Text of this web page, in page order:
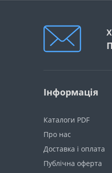
Інформація
Каталоги PDF
Про нас
Доставка і оплата
Публічна оферта